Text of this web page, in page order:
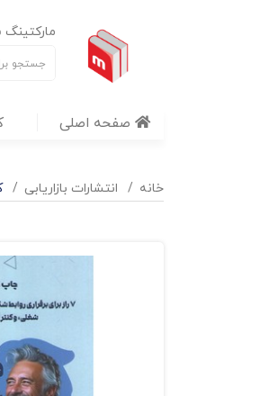
صفحه اصلی
خانه انتشارات بازاریابی